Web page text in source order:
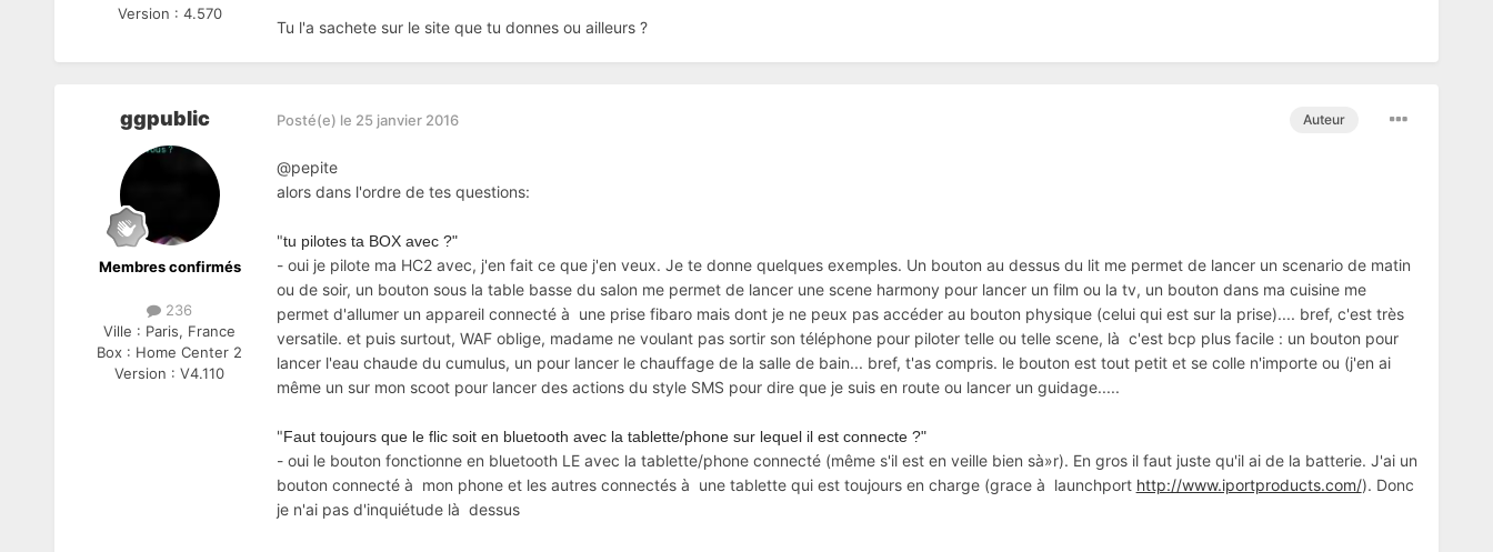
Version : 4.570
Tu l'a sachete sur le site que tu donnes ou ailleurs ?
ggpublic
Membres confirmés
236
Ville : Paris, France
Box : Home Center 2
Version :V4.110
Auteur
Posté(e) le 25 janvier 2016
@pepite
alors dans l'ordre de tes questions:
"tu pilotes ta BOX avec ?"
- oui je pilote ma HC2 avec, j'en fait ce que j'en veux. Je te donne quelques exemples. Un bouton au dessus du lit me permet de lancer un scenario de matin
ou de soir, un bouton sous la table basse du salon me permet de lancer une scene harmony pour lancer un film ou la tv, un bouton dans ma cuisine me
permet d'allumer un appareil connecté à une prise fibaro mais dont je ne peux pas accéder au bouton physique (celui qui est sur la prise).... bref, c'est très
versatile. et puis surtout, WAF oblige, madame ne voulant pas sortir son téléphone pour piloter telle ou telle scene, là c'est bcp plus facile : un bouton pour
lancer l'eau chaude du cumulus, un pour lancer le chauffage de la salle de bain... bref, t'as compris. le bouton est tout petit et se colle n'importe ou (j'en ai
même un sur mon scoot pour lancer des actions du style SMS pour dire que je suis en route ou lancer un guidage.....
"Faut toujours que le flic soit en bluetooth avec la tablette/phone sur lequel il est connecte ?"
- oui le bouton fonctionne en bluetooth LE avec la tablette/phone connecté (même s'il est en veille bien sà»r). En gros il faut juste qu'il ai de la batterie. J'ai un
bouton connecté à mon phone et les autres connectés à une tablette qui est toujours en charge (grace à launchport http://www.iportproducts.com/). Donc
je n'ai pas d'inquiétude là dessus